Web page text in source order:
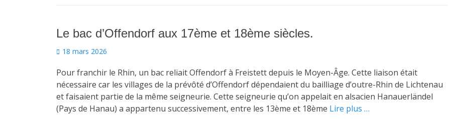
Le bac d’Offendorf aux 17ème et 18ème siècles.
Posted
18 mars 2026
Pour franchir le Rhin, un bac reliait Offendorf à Freistett depuis le Moyen-Âge. Cette liaison était
nécessaire car les villages de la prévôté d’Offendorf dépendaient du bailliage d’outre-Rhin de Lichtenau
et faisaient partie de la même seigneurie. Cette seigneurie qu’on appelait en alsacien Hanauerländel
(Pays de Hanau) a appartenu successivement, entre les 13ème et 18ème Lire plus …